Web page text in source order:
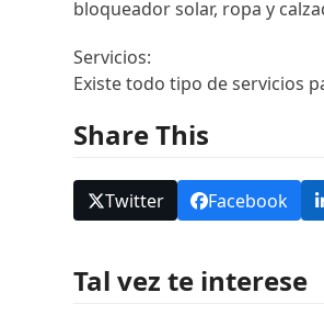
bloqueador solar, ropa y
Servicios:
Existe todo tipo de servicios
Share This
Twitter Facebook
Tal vez te interese